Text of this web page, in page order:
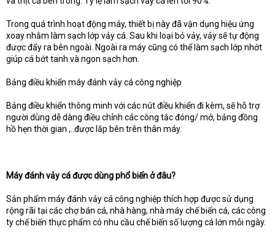
Trong quá trình hoạt động máy, thiết bị này đã vận dụng hiệu ứng
xoay nhằm làm sạch lớp vảy cá. Sau khi loại bỏ vảy, vảy sẽ tự động
được đẩy ra bên ngoài. Ngoài ra máy cũng có thể làm sạch lớp nhớt
giúp cá bớt tanh và ngon sạch hơn.
Bảng điều khiển máy đánh vảy cá công nghiệp
Bảng điều khiển thông minh với các nút điều khiển đi kèm, sẽ hỗ trợ
người dùng dễ dàng điều chỉnh các công tắc đóng/ mở, bảng đồng
hồ hẹn thời gian ,..được lắp bên trên thân máy.
Máy đánh vảy cá được dùng phổ biến ở đâu?
Sản phẩm máy đánh vảy cá công nghiệp thích hợp được sử dụng
rộng rãi tại các chợ bán cá, nhà hàng, nhà máy chế biến cá, các công
ty chế biến thực phẩm có nhu cầu chế biến số lượng cá lớn mỗi ngày.